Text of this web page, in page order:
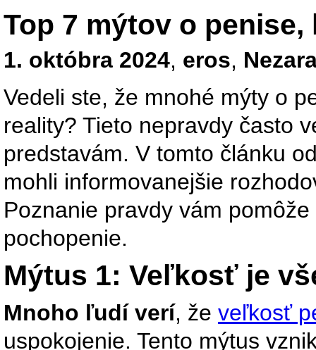
Top 7 mýtov o
1. októbra 2024, eros,
Vedeli ste, že mnohé mýty o
reality? Tieto nepravdy často
predstavám. V tomto článku
mohli informovanejšie
Poznanie pravdy vám
pochopenie.
Mýtus 1: Veľkosť je
Mnoho ľudí verí, že veľkosť
uspokojenie. Tento mýtus